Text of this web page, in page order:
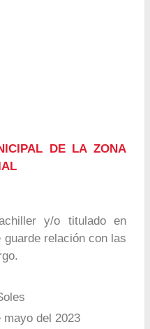
DE LA ZONA
y/o titulado en
relación con las
mayo del 2023